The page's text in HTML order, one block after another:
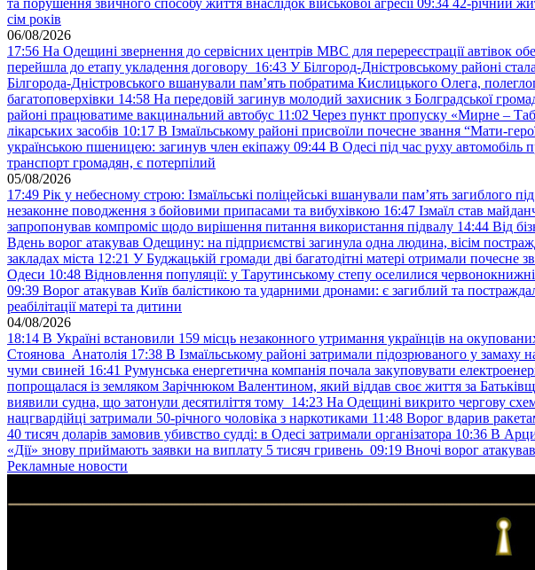
та порушення звичного способу життя внаслідок військової агресії 09:34 42-річний
сім років
06/08/2026
17:56 На Одещині звернення до сервісних центрів МВС для перереєстрації автівок
перейшла до етапу укладення договору 16:43 У Білгород-Дністровському районі
Білгорода-Дністровського вшанували пам’ять побратима Кислицького Олега,
багатоповерхівки 14:58 На передовій загинув молодий захисник з Болградської
районі працюватиме вакцинальний автобус 11:02 Через пункт пропуску «Мирне –
лікарських засобів 10:17 В Ізмаїльському районі присвоїли почесне звання “Мати-
українською пшеницею: загинув член екіпажу 09:44 В Одесі під час руху автомобіль
транспорт громадян, є потерпілий
05/08/2026
17:49 Рік у небесному строю: Ізмаїльські поліцейські вшанували пам’ять загиблого
незаконне поводження з бойовими припасами та вибухівкою 16:47 Ізмаїл став
запропонував компроміс щодо вирішення питання використання підвалу 14:44 Від
Вдень ворог атакував Одещину: на підприємстві загинула одна людина, вісім
закладах міста 12:21 У Буджацькій громади дві багатодітні матері отримали почесне
Одеси 10:48 Відновлення популяції: у Тарутинському степу оселилися
09:39 Ворог атакував Київ балістикою та ударними дронами: є загиблий та
реабілітації матері та дитини
04/08/2026
18:14 В Україні встановили 159 місць незаконного утримання українців на
Стоянова Анатолія 17:38 В Ізмаїльському районі затримали підозрюваного у замаху
чуми свиней 16:41 Румунська енергетична компанія почала закуповувати
попрощалася із земляком Зарічнюком Валентином, який віддав своє життя за
виявили судна, що затонули десятиліття тому 14:23 На Одещині викрито чергову
нацгвардійці затримали 50-річного чоловіка з наркотиками 11:48 Ворог вдарив
40 тисяч доларів замовив убивство судді: в Одесі затримали організатора 10:36 В
«Дії» знову приймають заявки на виплату 5 тисяч гривень 09:19 Вночі ворог
Рекламные новости